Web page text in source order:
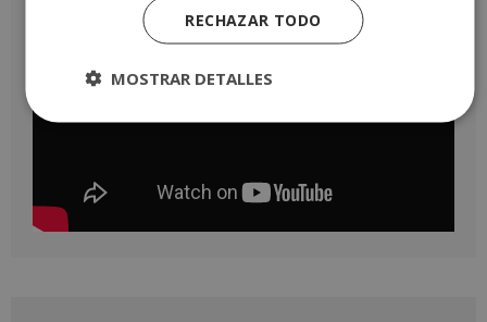
RECHAZAR TODO
MOSTRAR DETALLES